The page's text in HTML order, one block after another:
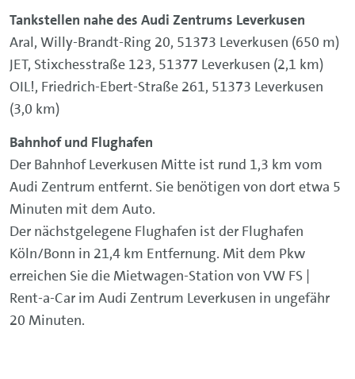
Tankstellen nahe des Audi Zentrums Leverkusen
Aral, Willy-Brandt-Ring 20, 51373 Leverkusen (650 m)
JET, Stixchesstraße 123, 51377 Leverkusen (2,1 km)
OIL!, Friedrich-Ebert-Straße 261, 51373 Leverkusen
(3,0 km)
Bahnhof und Flughafen
Der Bahnhof Leverkusen Mitte ist rund 1,3 km vom
Audi Zentrum entfernt. Sie benötigen von dort etwa 5
Minuten mit dem Auto.
Der nächstgelegene Flughafen ist der Flughafen
Köln/Bonn in 21,4 km Entfernung. Mit dem Pkw
erreichen Sie die Mietwagen-Station von VW FS |
Rent-a-Car im Audi Zentrum Leverkusen in ungefähr
20 Minuten.